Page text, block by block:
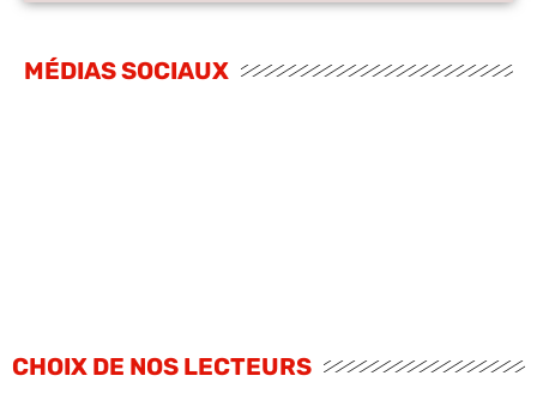
MÉDIAS SOCIAUX
CHOIX DE NOS LECTEURS